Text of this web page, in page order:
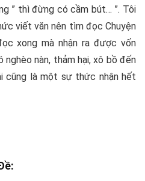
” thì đừng có cầm bút… ”. Tôi
viết văn nên tìm đọc Chuyện
xong mà nhận ra được vốn
nghèo nàn, thảm hại, xô bồ đến
cũng là một sự thức nhận hết